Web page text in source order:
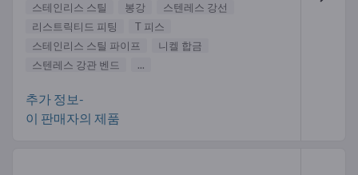
스테인리스 스틸
봉강
스텐레스 강선
리스트릭티드 피팅
T 피스
스테인리스 스틸 파이프
니켈 합금
스텐레스 강관 벤드
...
추가 정보-
이 판매자의 제품